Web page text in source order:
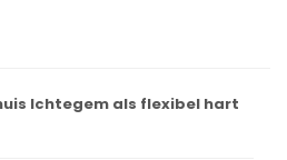
Ichtegem als flexibel hart